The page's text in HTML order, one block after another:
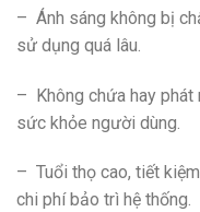
– Ánh sáng không bị
sử dụng quá lâu.
– Không chứa hay phát
sức khỏe người dùng.
– Tuổi thọ cao, tiết
chi phí bảo trì hệ thống.